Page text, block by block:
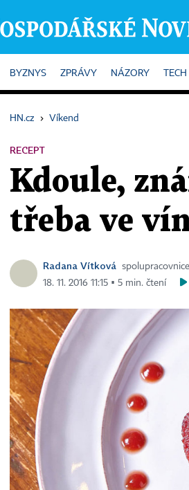
HOME
BYZNYS ZPRÁVY NÁZORY TECH
HN.cz › Víkend
RECEPT
Kdoule,
třeba ve
Radana Vítková
18. 11. 2016 11:15 ▪ 5 min. čtení